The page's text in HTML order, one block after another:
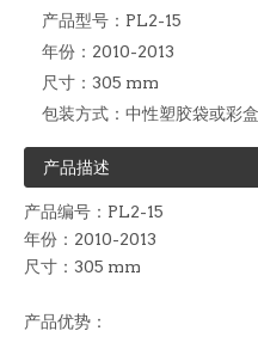
产品型号： PL2-15
年份： 2010-2013
尺寸： 305 mm
包装方式： 中性塑胶袋或彩盒
产品描述
产品编号：PL2-15
年份：2010-2013
尺寸：305 mm
产品优势：